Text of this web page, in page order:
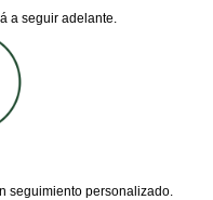
a seguir adelante.
seguimiento personalizado.